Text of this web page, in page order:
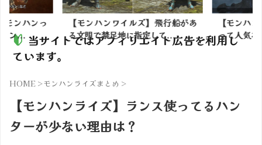
ンハンっ
ン...
【モンハンワイルズ】飛行船があ
る文明で禁足地に指定して...
【モンハ
って人気な
当サイトではアフィリエイト広告を利用し
ています。
HOME >モンハンライズまとめ >
【モンハンライズ】ランス使ってるハン
ターが少ない理由は？